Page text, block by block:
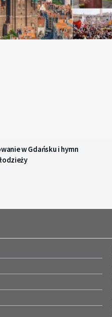
w Gdańsku i hymn